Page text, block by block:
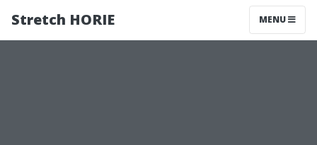
Stretch HORIE MENU